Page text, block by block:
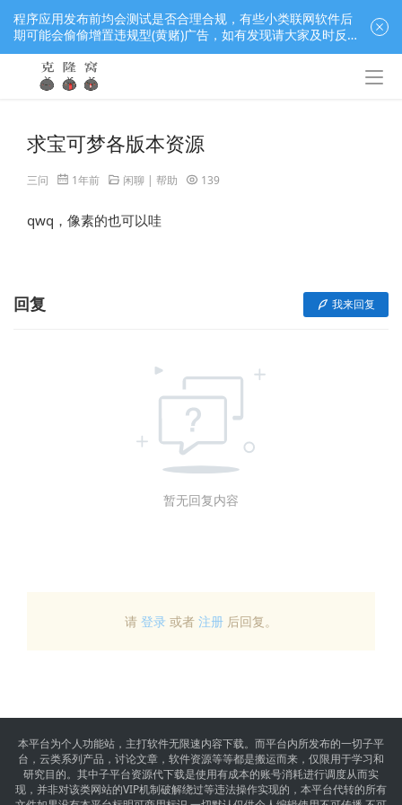
求宝可梦各版本资源
三问 1年前 闲聊 | 帮助 139
qwq，像素的也可以哇
回复 我来回复
暂无回复内容
请 登录 或者 注册 后回复。
本平台为个人功能站，主打软件无限速内容下载。而平台内所发布的一切子平
台，云类系列产品，讨论文章，软件资源等等都是搬运而来，仅限用于学习和
研究目的。其中子平台资源代下载是使用有成本的账号消耗进行调度从而实
现，并非对该类网站的VIP机制破解绕过等违法操作实现的，本平台代转的所有
程序应用发布前均会测试是否合理合规，有些小类联网软件后
期可能会偷偷增置违规型(黄赌)广告，如有发现请大家及时反
馈窝长进行处理，共同监督维护良好的程序应用下载社区！